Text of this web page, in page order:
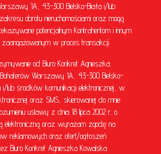
1A, 43-300 Bielsko-Biała i/lub
obrotu nieruchomościami oraz mogą
potencjalnym Kontrahentom i innym
zaangażowanym w proces transakcji.
od Biuro Konkret Agnieszka
Warszawy 1A, 43-300 Bielsko-
i/lub środków komunikacji elektronicznej, w
oraz SMS, skierowanej do mnie
ustawy z dnia 18 lipca 2002 r. o
elektroniczną oraz wyrażam zgodę na
reklamowych oraz ofert/ogłoszeń
Biuro Konkret Agnieszka Kowalska